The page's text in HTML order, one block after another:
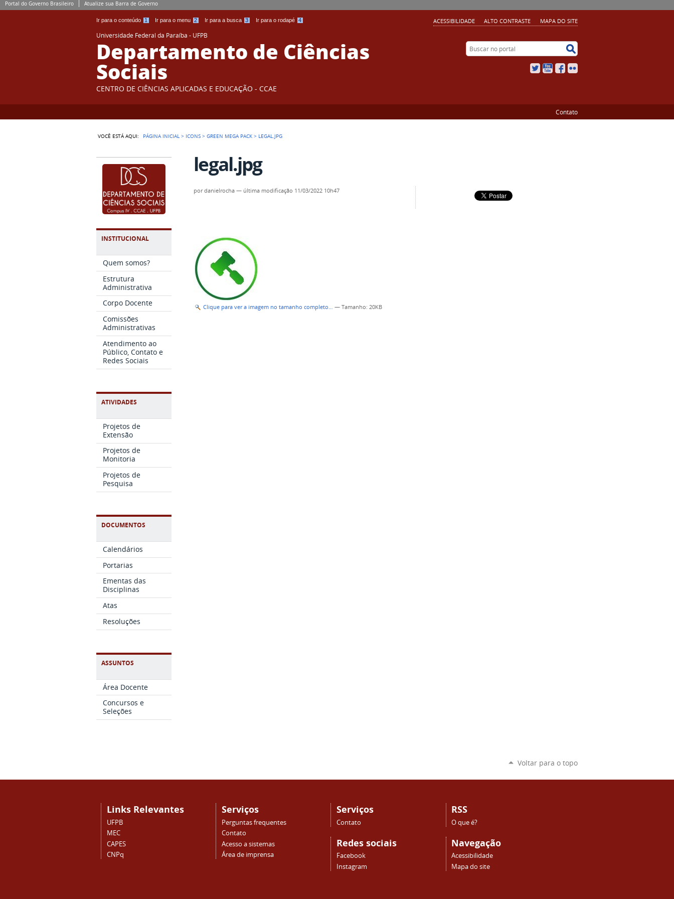
Portal do Governo Brasileiro Atualize sua Barra de Governo
Ir para o conteúdo 1 Ir para o menu 2 Ir para a busca 3 Ir para o rodapé 4 ACESSIBILIDADE ALTO CONTRASTE MAPA DO SITE
Universidade Federal da Paraíba - UFPB
Departamento de Ciências
Sociais
CENTRO DE CIÊNCIAS APLICADAS E EDUCAÇÃO - CCAE
Buscar no portal
TwitterYouTubeFacebook
Contato
VOCÊ ESTÁ AQUI: PÁGINA INICIAL > ICONS >GREEN MEGA PACK > LEGAL.JPG
INSTITUCIONAL
Quem somos?
Estrutura
Administrativa
Corpo Docente
Comissões
Administrativas
Atendimento ao
Público, Contato e
Redes Sociais
ATIVIDADES
Projetos de
Extensão
Projetos de
Monitoria
Projetos de
Pesquisa
DOCUMENTOS
Calendários
Portarias
Ementas das
Disciplinas
Atas
Resoluções
ASSUNTOS
Área Docente
Concursos e
Seleções
legal.jpg
pordanielrocha — última modificação 11/03/2022 10h47
Clique para ver a imagem no tamanho completo… —Tamanho: 20KB
Voltar para o topo
Links Relevantes
UFPB
MEC
CAPES
CNPq
Serviços
Perguntas frequentes
Contato
Acesso a sistemas
Área de imprensa
Serviços
Contato
Redes sociais
Facebook
Instagram
RSS
O que é?
Navegação
Acessibilidade
Mapa do site